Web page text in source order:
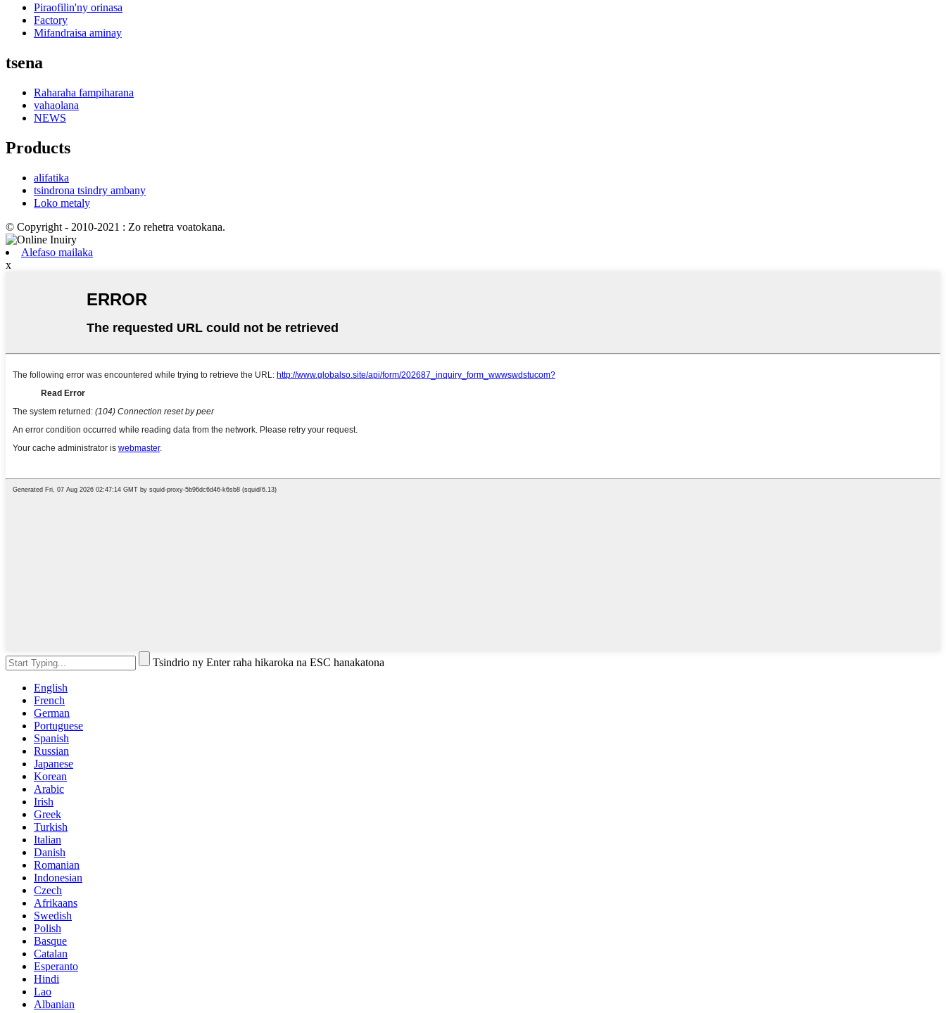
Piraofilin'ny orinasa
Factory
Mifandraisa aminay
tsena
Raharaha fampiharana
vahaolana
NEWS
Products
alifatika
tsindrona tsindry ambany
Loko metaly
© Copyright - 2010-2021 : Zo rehetra voatokana.
Alefaso mailaka
x
Tsindrio ny Enter raha hikaroka na ESC hanakatona
English
French
German
Portuguese
Spanish
Russian
Japanese
Korean
Arabic
Irish
Greek
Turkish
Italian
Danish
Romanian
Indonesian
Czech
Afrikaans
Swedish
Polish
Basque
Catalan
Esperanto
Hindi
Lao
Albanian